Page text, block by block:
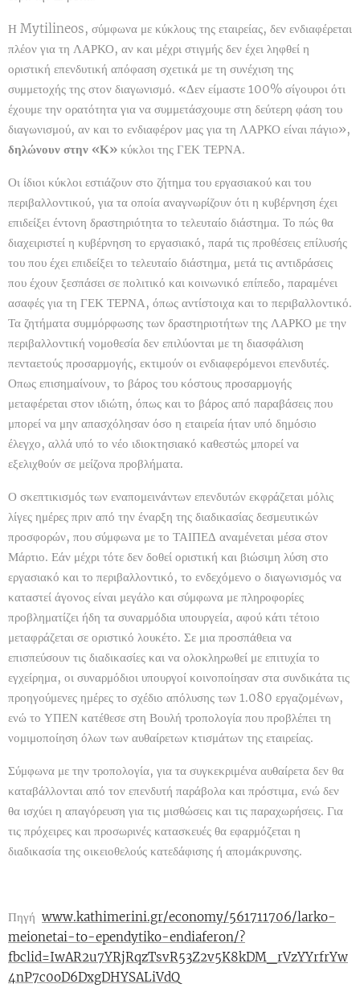
Η Mytilineos, σύμφωνα με κύκλους της εταιρείας, δεν ενδιαφέρεται
πλέον για τη ΛΑΡΚΟ, αν και μέχρι στιγμής δεν έχει ληφθεί η
οριστική επενδυτική απόφαση σχετικά με τη συνέχιση της
συμμετοχής της στον διαγωνισμό. «Δεν είμαστε 100% σίγουροι ότι
έχουμε την ορατότητα για να συμμετάσχουμε στη δεύτερη φάση του
διαγωνισμού, αν και το ενδιαφέρον μας για τη ΛΑΡΚΟ είναι πάγιο»,
δηλώνουν στην «Κ» κύκλοι της ΓΕΚ ΤΕΡΝΑ.
Οι ίδιοι κύκλοι εστιάζουν στο ζήτημα του εργασιακού και του
περιβαλλοντικού, για τα οποία αναγνωρίζουν ότι η κυβέρνηση έχει
επιδείξει έντονη δραστηριότητα το τελευταίο διάστημα. Το πώς θα
διαχειριστεί η κυβέρνηση το εργασιακό, παρά τις προθέσεις επίλυσής
του που έχει επιδείξει το τελευταίο διάστημα, μετά τις αντιδράσεις
που έχουν ξεσπάσει σε πολιτικό και κοινωνικό επίπεδο, παραμένει
ασαφές για τη ΓΕΚ ΤΕΡΝΑ, όπως αντίστοιχα και το περιβαλλοντικό.
Τα ζητήματα συμμόρφωσης των δραστηριοτήτων της ΛΑΡΚΟ με την
περιβαλλοντική νομοθεσία δεν επιλύονται με τη διασφάλιση
πενταετούς προσαρμογής, εκτιμούν οι ενδιαφερόμενοι επενδυτές.
Οπως επισημαίνουν, το βάρος του κόστους προσαρμογής
μεταφέρεται στον ιδιώτη, όπως και το βάρος από παραβάσεις που
μπορεί να μην απασχόλησαν όσο η εταιρεία ήταν υπό δημόσιο
έλεγχο, αλλά υπό το νέο ιδιοκτησιακό καθεστώς μπορεί να
εξελιχθούν σε μείζονα προβλήματα.
Ο σκεπτικισμός των εναπομεινάντων επενδυτών εκφράζεται μόλις
λίγες ημέρες πριν από την έναρξη της διαδικασίας δεσμευτικών
προσφορών, που σύμφωνα με το ΤΑΙΠΕΔ αναμένεται μέσα στον
Μάρτιο. Εάν μέχρι τότε δεν δοθεί οριστική και βιώσιμη λύση στο
εργασιακό και το περιβαλλοντικό, το ενδεχόμενο ο διαγωνισμός να
καταστεί άγονος είναι μεγάλο και σύμφωνα με πληροφορίες
προβληματίζει ήδη τα συναρμόδια υπουργεία, αφού κάτι τέτοιο
μεταφράζεται σε οριστικό λουκέτο. Σε μια προσπάθεια να
επισπεύσουν τις διαδικασίες και να ολοκληρωθεί με επιτυχία το
εγχείρημα, οι συναρμόδιοι υπουργοί κοινοποίησαν στα συνδικάτα τις
προηγούμενες ημέρες το σχέδιο απόλυσης των 1.080 εργαζομένων,
ενώ το ΥΠΕΝ κατέθεσε στη Βουλή τροπολογία που προβλέπει τη
νομιμοποίηση όλων των αυθαίρετων κτισμάτων της εταιρείας.
Σύμφωνα με την τροπολογία, για τα συγκεκριμένα αυθαίρετα δεν θα
καταβάλλονται από τον επενδυτή παράβολα και πρόστιμα, ενώ δεν
θα ισχύει η απαγόρευση για τις μισθώσεις και τις παραχωρήσεις. Για
τις πρόχειρες και προσωρινές κατασκευές θα εφαρμόζεται η
διαδικασία της οικειοθελούς κατεδάφισης ή απομάκρυνσης.
Πηγή www.kathimerini.gr/economy/561711706/larko-
meionetai-to-ependytiko-endiaferon/?
fbclid=IwAR2u7YRjRqzTsvR53Z2v5K8kDM_rVzYYrfrYw
4nP7c0oD6DxgDHYSALiVdQ